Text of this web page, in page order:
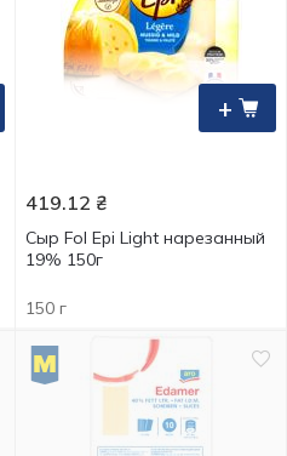
+
419.12 ₴
Сыр Fol Epi Light нарезанный
19% 150г
150 г